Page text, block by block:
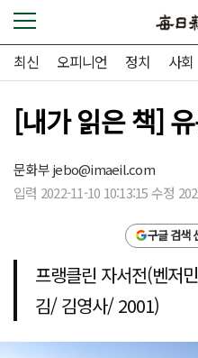
최신 오피니언 정치 사회
[내가 읽은 책]
문화부jebo@imaeil.com
입력 2022-11-10 10:13:15 수정
구글 검색
프랭클린 자서전(벤저
김/ 김영사/ 2001)